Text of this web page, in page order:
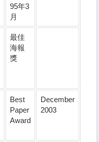
95年3
月
最佳
海報
獎
Best
Paper
Award
December
2003